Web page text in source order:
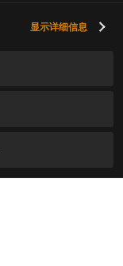
显示详细信息